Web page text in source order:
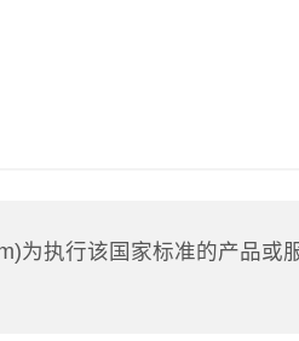
为执行该国家标准的产品或